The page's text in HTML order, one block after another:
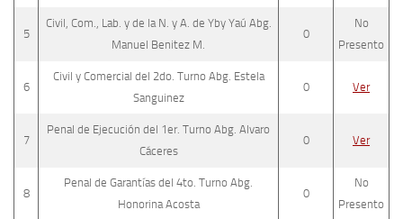
5
Civil, Com., Lab. y de la N. y A. de Yby Yaú Abg.
Manuel Benitez M.
0
No
Presento
6
Civil y Comercial del 2do. Turno Abg. Estela
Sanguinez
0 Ver
7
Penal de Ejecución del 1er. Turno Abg. Alvaro
Cáceres
0 Ver
8
Penal de Garantías del 4to. Turno Abg.
Honorina Acosta
0
No
Presento